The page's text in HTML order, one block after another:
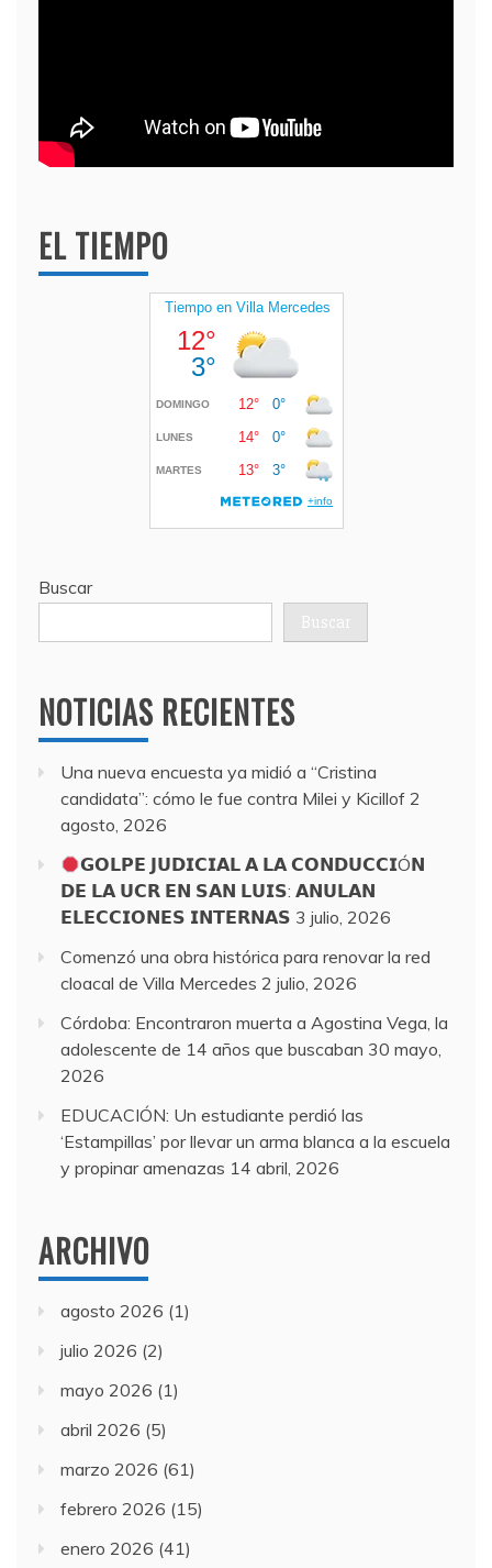
EL TIEMPO
Buscar
Buscar
NOTICIAS RECIENTES
Una nueva encuesta ya midió a “Cristina
candidata”: cómo le fue contra Milei y Kicillof 2
agosto, 2026
𝗚𝗢𝗟𝗣𝗘 𝗝𝗨𝗗𝗜𝗖𝗜𝗔𝗟 𝗔 𝗟𝗔 𝗖𝗢𝗡𝗗𝗨𝗖𝗖𝗜Ó𝗡
𝗗𝗘 𝗟𝗔 𝗨𝗖𝗥 𝗘𝗡 𝗦𝗔𝗡 𝗟𝗨𝗜𝗦: 𝗔𝗡𝗨𝗟𝗔𝗡
𝗘𝗟𝗘𝗖𝗖𝗜𝗢𝗡𝗘𝗦 𝗜𝗡𝗧𝗘𝗥𝗡𝗔𝗦 3 julio, 2026
Comenzó una obra histórica para renovar la red
cloacal de Villa Mercedes 2 julio, 2026
Córdoba: Encontraron muerta a Agostina Vega, la
adolescente de 14 años que buscaban 30 mayo,
2026
EDUCACIÓN: Un estudiante perdió las
‘Estampillas’ por llevar un arma blanca a la escuela
y propinar amenazas 14 abril, 2026
ARCHIVO
agosto 2026 (1)
julio 2026 (2)
mayo 2026 (1)
abril 2026 (5)
marzo 2026 (61)
febrero 2026 (15)
enero 2026 (41)